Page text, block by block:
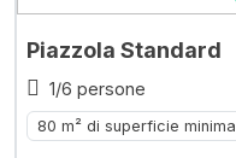
Piazzola Standard
1/6 persone
80 m² di superficie minima